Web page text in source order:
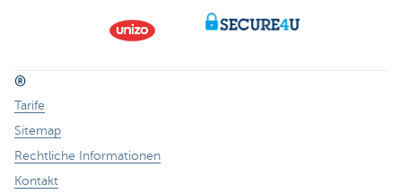
®
Tarife
Sitemap
Rechtliche Informationen
Kontakt